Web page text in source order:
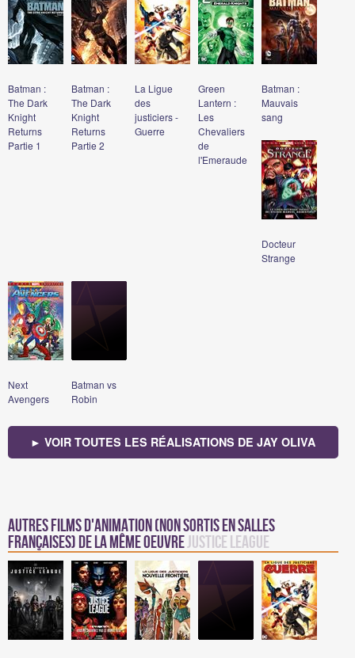
Batman :
The Dark
Knight
Returns
Partie 1
Batman :
The Dark
Knight
Returns
Partie 2
La Ligue
des
justiciers -
Guerre
Green
Lantern :
Les
Chevaliers
de
l'Emeraude
Batman :
Mauvais
sang
Docteur
Strange
Next
Avengers
Batman vs
Robin
► VOIR TOUTES LES RÉALISATIONS DE JAY OLIVA
Autres films d'animation (non sortis en salles
françaises) de la même oeuvreJustice League